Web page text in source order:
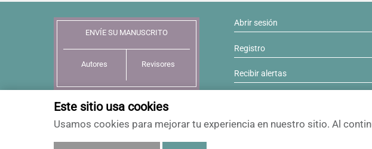
Este sitio usa cookies
Usamos cookies para mejorar tu experiencia en nuestro sitio. Al
ENVÍE SU MANUSCRITO
Autores Revisores
Abrir sesión
Registro
Recibir alertas